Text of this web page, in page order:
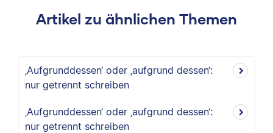
Artikel zu ähnlichen Themen
‚Aufgrunddessen‘ oder ‚aufgrund dessen‘:
nur getrennt schreiben
‚Aufgrunddessen‘ oder ‚aufgrund dessen‘:
nur getrennt schreiben